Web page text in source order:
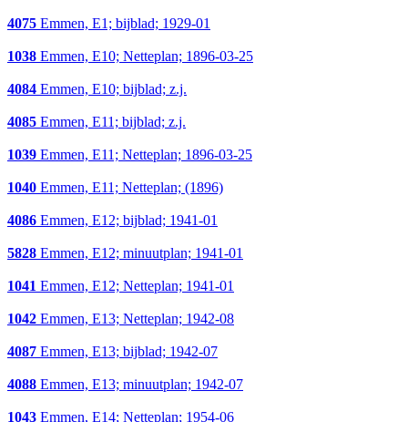
4075 Emmen, E1; bijblad; 1929-01
1038 Emmen, E10; Netteplan; 1896-03-25
4084 Emmen, E10; bijblad; z.j.
4085 Emmen, E11; bijblad; z.j.
1039 Emmen, E11; Netteplan; 1896-03-25
1040 Emmen, E11; Netteplan; (1896)
4086 Emmen, E12; bijblad; 1941-01
5828 Emmen, E12; minuutplan; 1941-01
1041 Emmen, E12; Netteplan; 1941-01
1042 Emmen, E13; Netteplan; 1942-08
4087 Emmen, E13; bijblad; 1942-07
4088 Emmen, E13; minuutplan; 1942-07
1043 Emmen, E14; Netteplan; 1954-06